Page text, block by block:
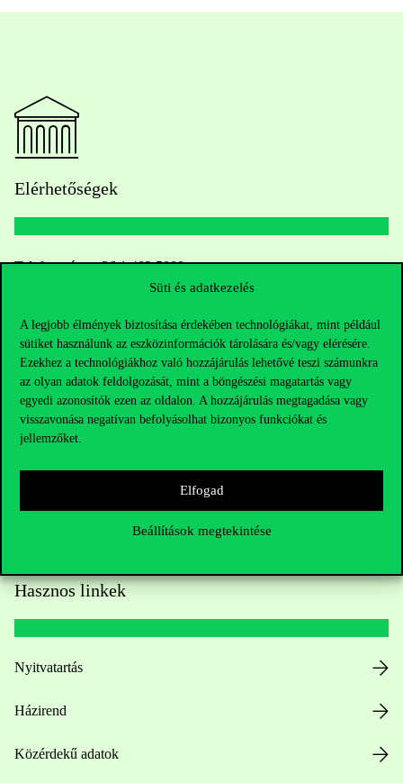
Süti és adatkezelés
A legjobb élmények biztosítása érdekében technológiákat, mint például
sütiket használunk az eszközinformációk tárolására és/vagy elérésére.
Ezekhez a technológiákhoz való hozzájárulás lehetővé teszi számunkra
az olyan adatok feldolgozását, mint a böngészési magatartás vagy
egyedi azonosítók ezen az oldalon. A hozzájárulás megtagadása vagy
visszavonása negatívan befolyásolhat bizonyos funkciókat és
jellemzőket.
Elfogad
Beállítások megtekintése
Elérhetőségek
Telefonszám:+36 1 482 5000
HUB jelenlegi hallgatóinknak
Sajtó:press@uni-corvinus.hu
Hasznos linkek
Nyitvatartás
Házirend
Közérdekű adatok